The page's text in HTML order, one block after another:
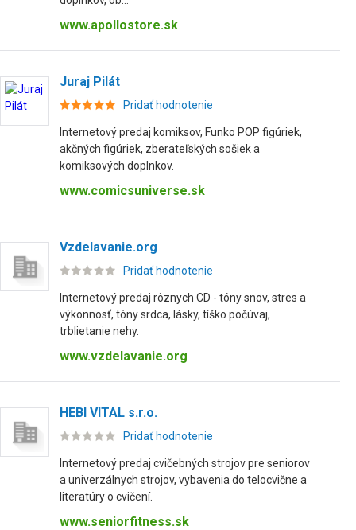
www.apollostore.sk
Juraj Pilát
Pridať hodnotenie
Internetový predaj komiksov, Funko POP figúriek,
akčných figúriek, zberateľských sošiek a
komiksových doplnkov.
www.comicsuniverse.sk
Vzdelavanie.org
Pridať hodnotenie
Internetový predaj rôznych CD - tóny snov, stres a
výkonnosť, tóny srdca, lásky, tíško počúvaj,
trblietanie nehy.
www.vzdelavanie.org
HEBI VITAL s.r.o.
Pridať hodnotenie
Internetový predaj cvičebných strojov pre seniorov
a univerzálnych strojov, vybavenia do telocvične a
literatúry o cvičení.
www.seniorfitness.sk